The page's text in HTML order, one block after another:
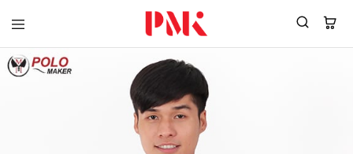
PMK
Polomaker
สินค้า
แบรนด์
ผู้
ยูนิฟอร์ม
บริษัท
มาตรฐาน
ISO9001